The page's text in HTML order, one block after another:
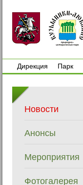
Дирекция
Парк
Новости
Анонсы
Мероприятия
Фотогалерея